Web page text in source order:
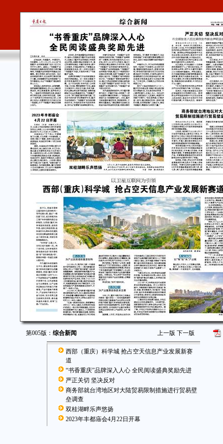
第005版： 综合新闻 上一版 下一版
西部（重庆）科学城 抢占空天信息产业发展新赛
道
“书香重庆”品牌深入人心 全民阅读盛典奖励先进
严正关切 坚决反对
商务部就台湾地区对大陆贸易限制措施进行贸易壁
垒调查
双桂湖畔乐声悠扬
2023年丰都庙会4月22日开幕